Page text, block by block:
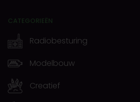
CATEGORIEËN
Radiobesturing
Modelbouw
Creatief